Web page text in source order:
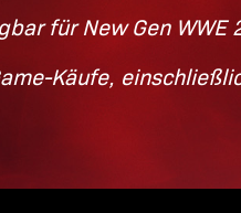
für New Gen
Käufe,